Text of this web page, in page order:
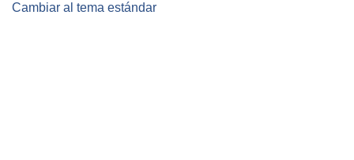
Cambiar al tema estándar